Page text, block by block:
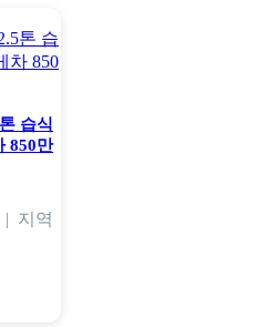
습식
850만
| 지역